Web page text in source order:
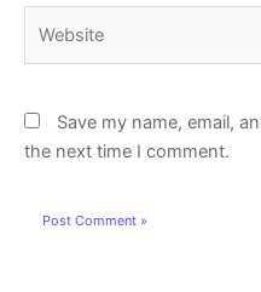
Save my name, email,
the next time I comment.